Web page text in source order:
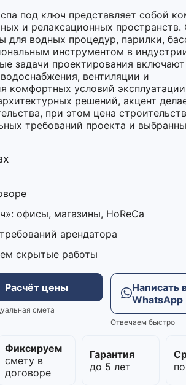
под ключ представляет собой
и релаксационных пространств.
для водных процедур, парилки,
инструментом в
задачи проектирования включают
вентиляции и
комфортных условий
решений, акцент
при этом цена
требований проекта и
офисы, магазины, HoReCa
арендатора
скрытые работы
Расчёт цены
смета
Написать
WhatsApp
Отвечаем быстро
Фиксируем
смету в
договоре
Гарантия
до 5 лет